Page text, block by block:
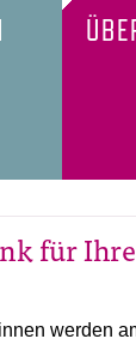
für
werden